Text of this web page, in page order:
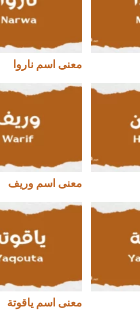
معنى اسم ناروا
معنى اسم وريف
معنى اسم ياقوتة